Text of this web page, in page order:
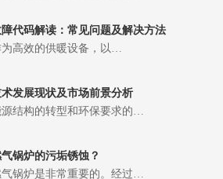
代码解读：常见问题及解决方法
高效的供暖设备，以…
发展现状及市场前景分析
源结构的转型和环保要求的…
锅炉的污垢锈蚀？
锅炉是非常重要的。经过…